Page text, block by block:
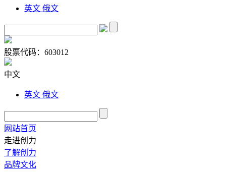
英文 俄文
股票代码： 603012
中文
英文 俄文
网站首页
走进创力
了解创力
品牌文化